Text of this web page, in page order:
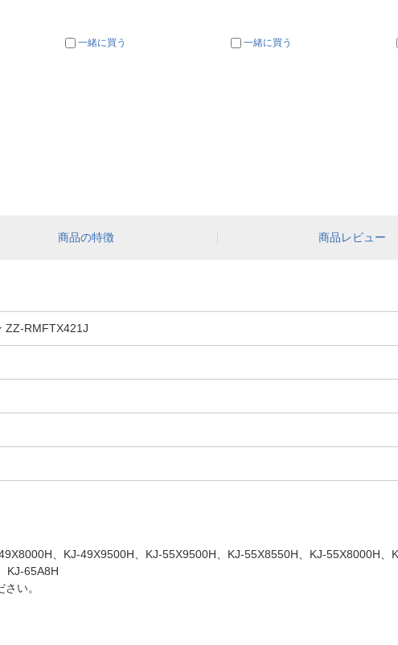
一緒に買う 一緒に買う
商品の特徴 商品レビュー
ZZ-RMFTX421J
、KJ-49X9500H、KJ-55X9500H、KJ-55X8550H、KJ-55X8000H
KJ-65A8H
い。